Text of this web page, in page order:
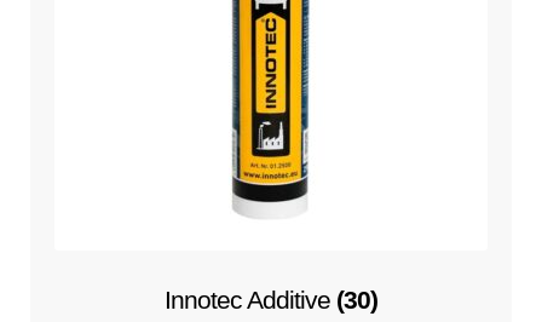
Innotec Additive (30)